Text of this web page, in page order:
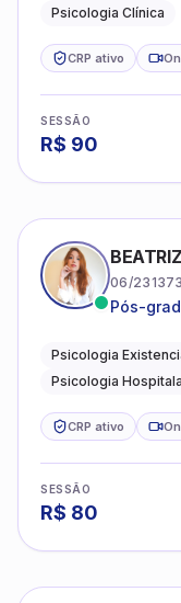
Psicologia Clínica
CRP ativo
SESSÃO
R$ 90
06/231373
Pós-
da
Psicologia
Psicologia
CRP ativo
SESSÃO
R$ 80